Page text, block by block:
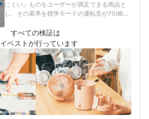
にくい」ものをユーザーが満足できる商品と
し、その基準を標準モードの運転音が70dB以
すべての検証は
ベストが行っています